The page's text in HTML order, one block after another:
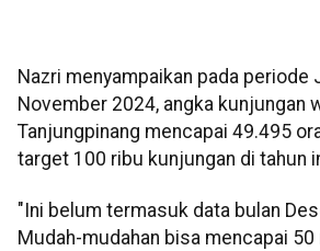
Nazri menyampaikan pada periode
November 2024, angka kunjungan
Tanjungpinang mencapai 49.495
target 100 ribu kunjungan di tahun
"Ini belum termasuk data bulan
Mudah-mudahan bisa mencapai 50